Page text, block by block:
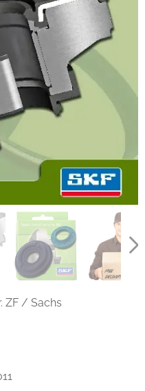
ZF / Sachs